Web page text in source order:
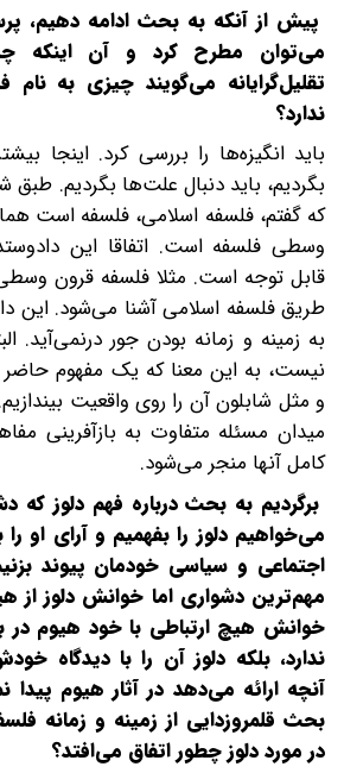
پیش از آنکه به بحث‌ ادامه دهیم،
می‌توان مطرح کرد و آن اینکه
تقلیل‌گرایانه می‌گویند چیزی به
ندارد؟
باید انگیزه‌ها را بررسی کرد. اینجا
بگردیم، باید دنبال علت‌ها بگردیم. طبق
که گفتم، فلسفه اسلامی، فلسفه است
وسطی فلسفه است. اتفاقا این
قابل توجه است. مثلا فلسفه قرون
طریق فلسفه اسلامی آشنا می‌شود. این
به زمینه و زمانه بودن جور در‌نمی‌آید.
نیست، به این معنا که یک مفهوم
و مثل شابلون آن را روی واقعیت
میدان مسئله‌ متفاوت به بازآفرینی
کامل آنها منجر می‌شود.
برگردیم به بحث درباره فهم دلوز که
می‌خواهیم دلوز را بفهمیم و آرای او را
اجتماعی و سیاسی خودمان پیوند
مهم‌ترین دشواری اما خوانش دلوز از
خوانش هیچ ارتباطی با خود هیوم
ندارد، بلکه دلوز آن را با دیدگاه
آنچه ارائه می‌دهد در آثار هیوم
بحث قلمروزدایی از زمینه و زمانه
در مورد دلوز چطور اتفاق می‌افتد؟